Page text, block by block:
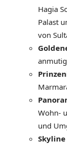
Hagia
Palast
von
Wohn-
und